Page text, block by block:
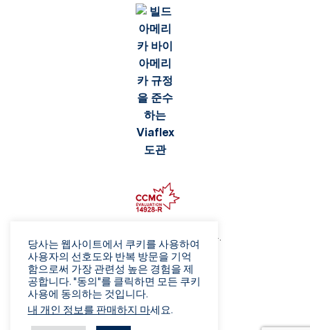
©2026 Viaflex. 모든 권리 보유.
개인정보 보호정책
이용 약관
사기 주의보
판매 이용 약관
공급업체 이용 약관
당사는 웹사이트에서 쿠키를 사용하여
사용자의 선호도와 반복 방문을 기억
함으로써 가장 관련성 높은 경험을 제
공합니다. "동의"를 클릭하면 모든 쿠키
사용에 동의하는 것입니다.
내 개인 정보를 판매하지 마세요.